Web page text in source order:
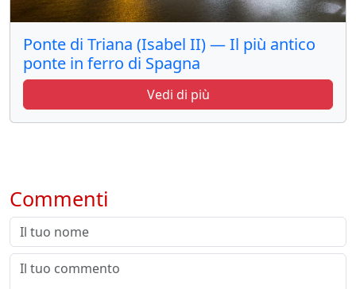
Ponte di Triana (Isabel II) — Il più antico
ponte in ferro di Spagna
Vedi di più
Commenti